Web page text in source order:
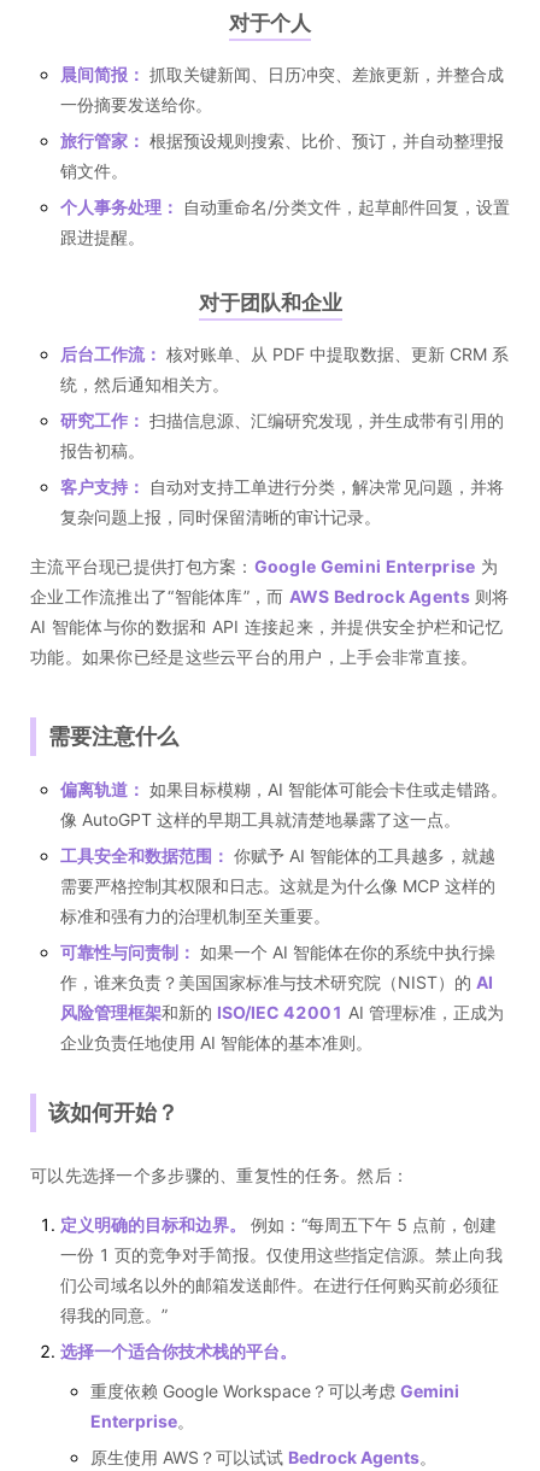
对于个人
晨间简报： 抓取关键新闻、日历冲突、差旅更新，并整合成
一份摘要发送给你。
旅行管家： 根据预设规则搜索、比价、预订，并自动整理报
销文件。
个人事务处理：
自动重命名/分类文件，起草邮件回复，设置
跟进提醒。
对于团队和企业
后台工作流： 核对账单、从 PDF 中提取数据、更新 CRM 系
统，然后通知相关方。
研究工作： 扫描信息源、汇编研究发现，并生成带有引用的
报告初稿。
客户支持：
自动对支持工单进行分类，解决常见问题，并将
复杂问题上报，同时保留清晰的审计记录。
主流平台现已提供打包方案： Google Gemini Enterprise 为
企业工作流推出了“智能体库”，而 AWS Bedrock Agents则将
AI 智能体与你的数据和 API 连接起来，并提供安全护栏和记忆
功能。如果你已经是这些云平台的用户，上手会非常直接。
需要注意什么
偏离轨道： 如果目标模糊，AI 智能体可能会卡住或走错路。
像 AutoGPT 这样的早期工具就清楚地暴露了这一点。
工具安全和数据范围： 你赋予 AI 智能体的工具越多，就越
需要严格控制其权限和日志。这就是为什么像 MCP 这样的
标准和强有力的治理机制至关重要。
可靠性与问责制： 如果一个 AI 智能体在你的系统中执行操
作，谁来负责？美国国家标准与技术研究院（NIST）的 AI
风险管理框架和新的 ISO/IEC 42001 AI 管理标准，正成为
企业负责任地使用 AI 智能体的基本准则。
该如何开始？
可以先选择一个多步骤的、重复性的任务。然后：
定义明确的目标和边界。
例如：“每周五下午 5 点前，创建
一份 1 页的竞争对手简报。仅使用这些指定信源。禁止向我
们公司域名以外的邮箱发送邮件。在进行任何购买前必须征
得我的同意。”
选择一个适合你技术栈的平台。
重度依赖 Google Workspace？可以考虑 Gemini
Enterprise。
原生使用 AWS？可以试试 Bedrock Agents。